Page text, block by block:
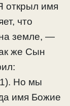
открыл имя
что
земле, —
же Сын
Но мы
имя Божие